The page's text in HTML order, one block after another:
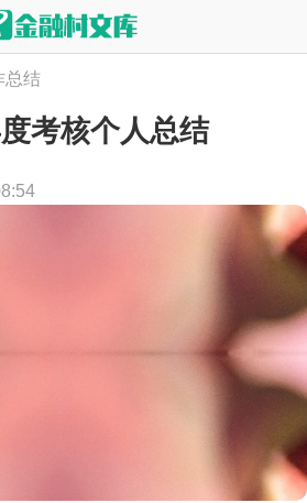
总结
考核个人总结